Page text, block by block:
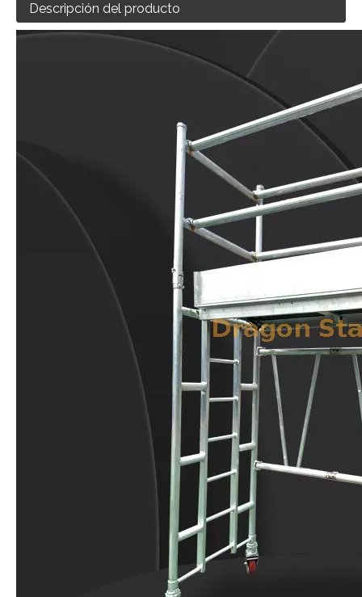
Descripción del producto